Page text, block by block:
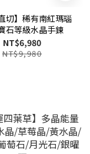
切】稀有南紅瑪瑙
石等級水晶手鍊
NT$6,980
NT$9,980